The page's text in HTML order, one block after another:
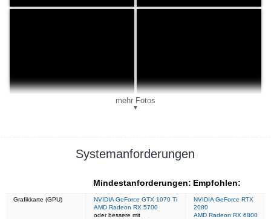
mehr Fotos
▼
Systemanforderungen
Mindestanforderungen: Empfohlen:
Grafikkarte (GPU)
NVIDIA GeForce GTX 1070 Ti
AMD Radeon RX 5700
oder bessere mit
NVIDIA GeForce RTX
2080
AMD Radeon RX 6800